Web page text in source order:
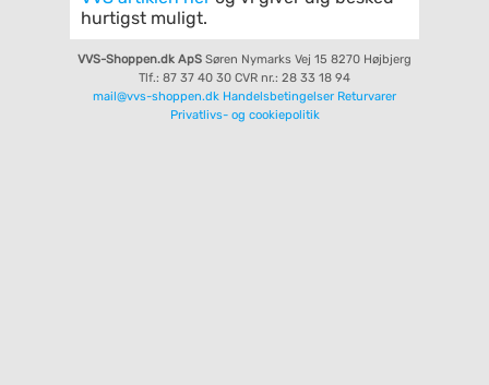
hurtigst muligt.
VVS-Shoppen.dk ApS Søren Nymarks Vej 15 8270 Højbjerg
Tlf.: 87 37 40 30 CVR nr.: 28 33 18 94
mail@vvs-shoppen.dk Handelsbetingelser Returvarer
Privatlivs- og cookiepolitik